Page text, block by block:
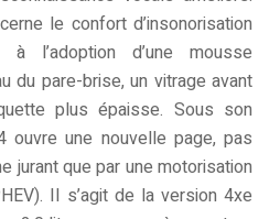
le confort d’insonorisation
l’adoption d’une mousse
du pare-brise, un vitrage avant
plus épaisse. Sous son
ouvre une nouvelle page, pas
jurant que par une motorisation
Il s’agit de la version 4xe